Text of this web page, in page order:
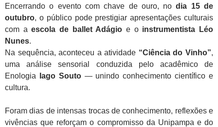
Encerrando o evento com chave de ouro, nodia 15 de
outubro, o público pode prestigiar apresentações culturais
com aescola de ballet Adágio e o instrumentista Léo
Nunes.
Na sequência, aconteceu a atividade “Ciência do Vinho”,
uma análise sensorial conduzida peloacadêmico de
Enologia
Iago Souto— unindo conhecimento científico e
cultura.
Foram dias de intensas trocas de conhecimento, reflexões e
vivências que reforçam o compromisso da Unipampa e do